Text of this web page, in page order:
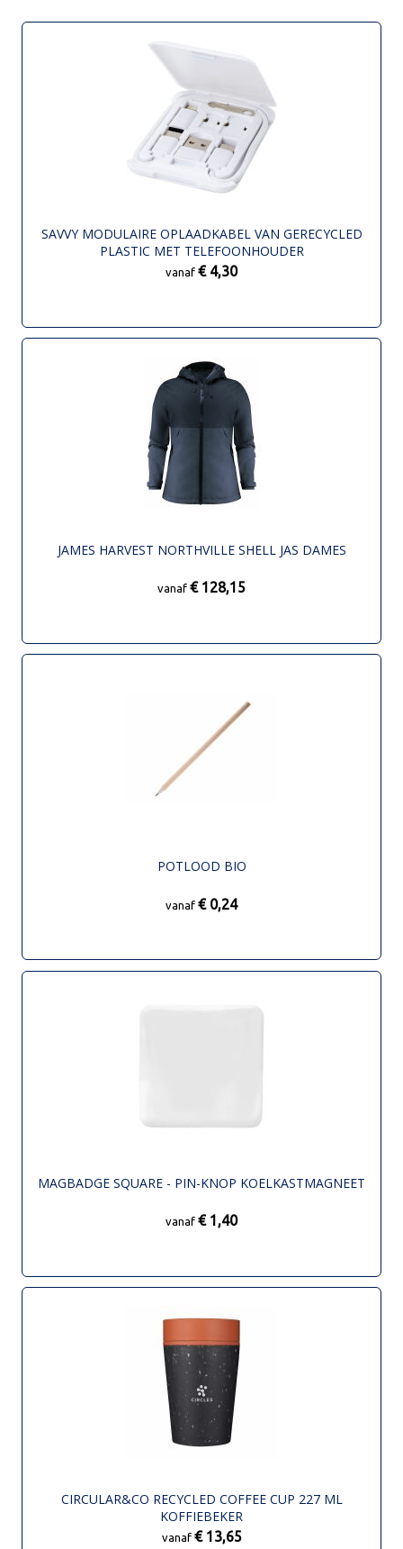
SAVVY MODULAIRE OPLAADKABEL VAN GERECYCLED
PLASTIC MET TELEFOONHOUDER
vanaf € 4,30
JAMES HARVEST NORTHVILLE SHELL JAS DAMES
vanaf € 128,15
POTLOOD BIO
vanaf € 0,24
MAGBADGE SQUARE - PIN-KNOP KOELKASTMAGNEET
vanaf € 1,40
CIRCULAR&CO RECYCLED COFFEE CUP 227 ML
KOFFIEBEKER
vanaf € 13,65